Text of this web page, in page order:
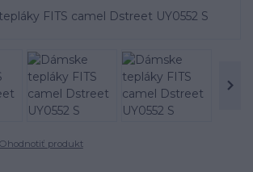
Ohodnotiť produkt